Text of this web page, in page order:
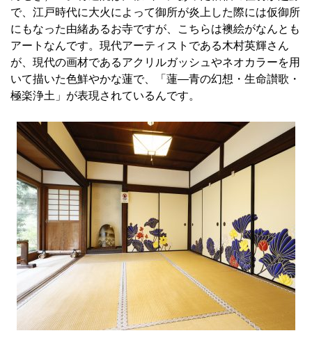
で、江戸時代に大火によって御所が炎上した際には仮御所
にもなった由緒あるお寺ですが、こちらは襖絵がなんとも
アートなんです。現代アーティストである木村英輝さん
が、現代の画材であるアクリルガッシュやネオカラーを用
いて描いた色鮮やかな蓮で、「蓮―青の幻想・生命讃歌・
極楽浄土」が表現されているんです。